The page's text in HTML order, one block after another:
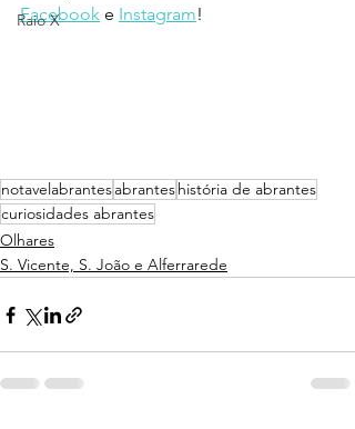
Raio X
Facebook e Instagram!
notavelabrantesabranteshistória de abrantes
curiosidades abrantes
Olhares
S. Vicente, S. João e Alferrarede